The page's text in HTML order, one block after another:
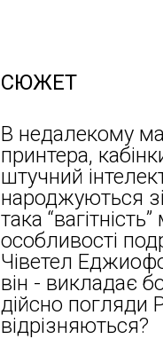
СЮЖЕТ
В недалекому
принтера,
штучний
народжуються
така
особливості
Чіветел
він - викладає
дійсно погляди
відрізняються?